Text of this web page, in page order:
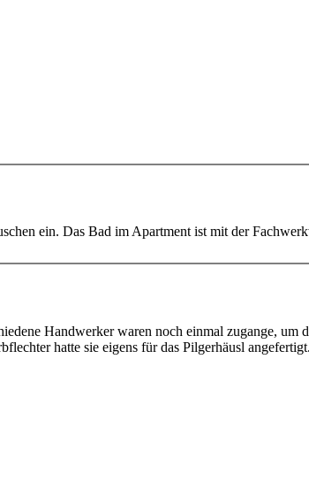
ein. Das Bad im Apartment ist mit der
Handwerker waren noch einmal zugange,
hatte sie eigens für das Pilgerhäusl angefertigt.